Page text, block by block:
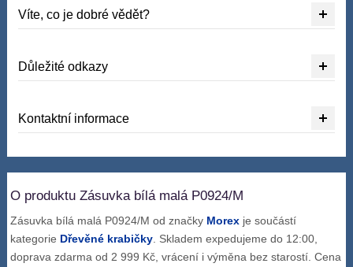
Víte, co je dobré vědět?
Důležité odkazy
Kontaktní informace
O produktu Zásuvka bílá malá P0924/M
Zásuvka bílá malá P0924/M od značky Morex je součástí
kategorie Dřevěné krabičky . Skladem expedujeme do 12:00,
doprava zdarma od 2 999 Kč, vrácení i výměna bez starostí. Cena